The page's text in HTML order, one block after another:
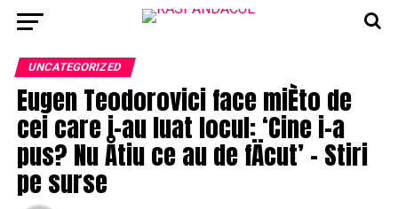
UNCATEGORIZED
Eugen Teodorovici face miÈto de
cei care i-au luat locul: ‘Cine i-a
pus? Nu Åtiu ce au de fÄcut’ – Stiri
pe surse